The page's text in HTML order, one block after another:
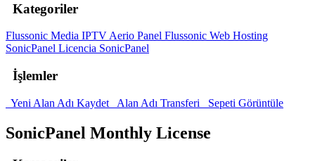
Kategoriler
Flussonic Media IPTVAerio Panel Flussonic Web Hosting
SonicPanel Licencia SonicPanel
İşlemler
Yeni Alan Adı Kaydet Alan Adı Transferi Sepeti Görüntüle
SonicPanel Monthly License